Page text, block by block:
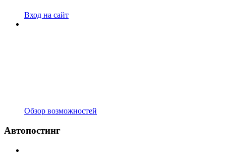
Вход на сайт
Обзор возможностей
Автопостинг